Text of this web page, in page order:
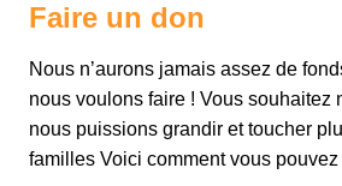
Faire un don
Nous n’aurons jamais assez de
nous voulons faire ! Vous souhaitez
nous puissions grandir et toucher
familles Voici comment vous pouvez